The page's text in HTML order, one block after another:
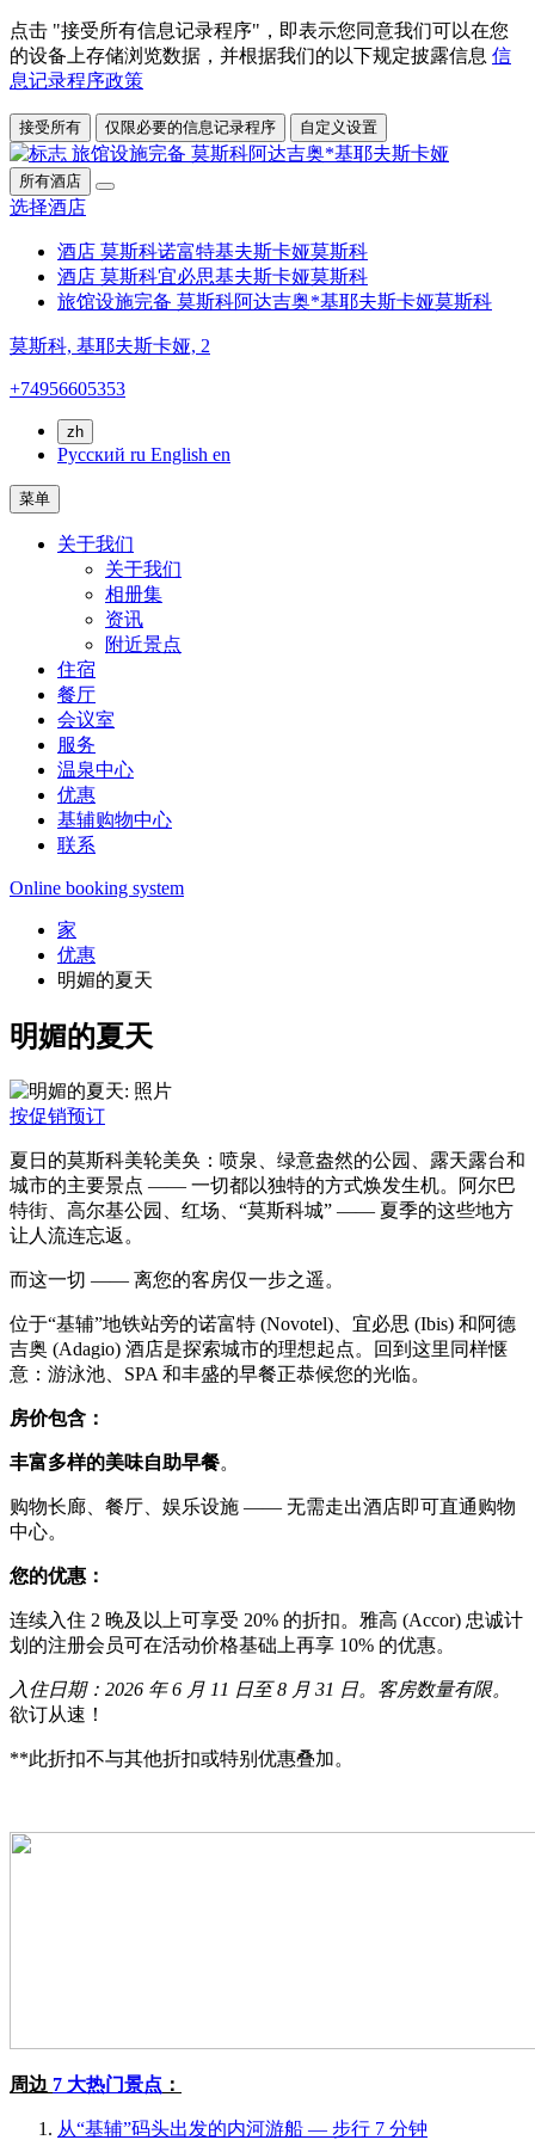
点击 "接受所有信息记录程序"，即表示您同意我们可以在您
的设备上存储浏览数据，并根据我们的以下规定披露信息 信
息记录程序政策
接受所有 仅限必要的信息记录程序 自定义设置
所有酒店
选择酒店
酒店 莫斯科诺富特基夫斯卡娅莫斯科
酒店 莫斯科宜必思基夫斯卡娅莫斯科
旅馆设施完备 莫斯科阿达吉奥*基耶夫斯卡娅莫斯科
莫斯科, 基耶夫斯卡娅, 2
+74956605353
zh
Русский ru English en
菜单
关于我们
关于我们
相册集
资讯
附近景点
住宿
餐厅
会议室
服务
温泉中心
优惠
基辅购物中心
联系
Online booking system
家
优惠
明媚的夏天
明媚的夏天
按促销预订
夏日的莫斯科美轮美奂：喷泉、绿意盎然的公园、露天露台和
城市的主要景点 —— 一切都以独特的方式焕发生机。阿尔巴
特街、高尔基公园、红场、“莫斯科城” —— 夏季的这些地方
让人流连忘返。
而这一切 —— 离您的客房仅一步之遥。
位于“基辅”地铁站旁的诺富特 (Novotel)、宜必思 (Ibis) 和阿德
吉奥 (Adagio) 酒店是探索城市的理想起点。回到这里同样惬
意：游泳池、SPA 和丰盛的早餐正恭候您的光临。
房价包含：
丰富多样的美味自助早餐。
购物长廊、餐厅、娱乐设施 —— 无需走出酒店即可直通购物
中心。
您的优惠：
连续入住 2 晚及以上可享受 20% 的折扣。雅高 (Accor) 忠诚计
划的注册会员可在活动价格基础上再享 10% 的优惠。
入住日期：2026 年 6 月 11 日至 8 月 31 日。客房数量有限。
欲订从速！
**此折扣不与其他折扣或特别优惠叠加。
周边 7 大热门景点 ：
从“基辅”码头出发的内河游船 — 步行 7 分钟